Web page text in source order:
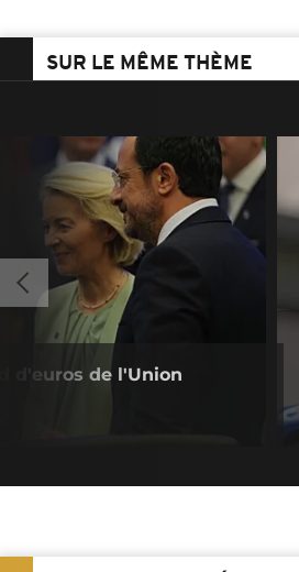
SUR LE MÊME THÈME
d'euros de l'Union